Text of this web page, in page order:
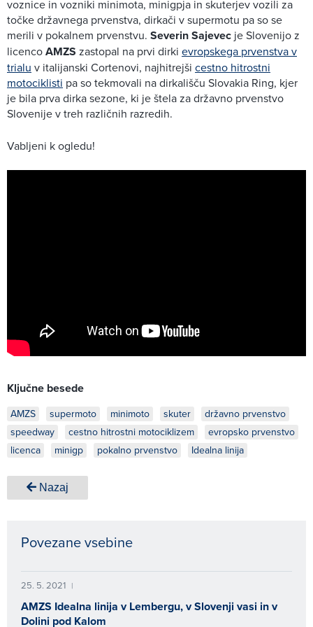
voznice in vozniki minimota, minigpja in skuterjev vozili za
točke državnega prvenstva, dirkači v supermotu pa so se
merili v pokalnem prvenstvu. Severin Sajevec je Slovenijo z
licencoAMZS zastopal na prvi dirki evropskega prvenstva v
trialu v italijanski Cortenovi, najhitrejši cestno hitrostni
motociklisti pa so tekmovali na dirkališču Slovakia Ring, kjer
je bila prva dirka sezone, ki je štela za državno prvenstvo
Slovenije v treh različnih razredih.
Vabljeni k ogledu!
Ključne besede
AMZS supermoto minimoto skuter
državno prvenstvo
speedway
cestno hitrostni motociklizem
evropsko prvenstvo
licenca
minigp pokalno prvenstvo Idealna linija
Nazaj
Povezane vsebine
25. 5. 2021 |
AMZS Idealna linija v Lembergu, v Slovenji vasi in v
Dolini pod Kalom